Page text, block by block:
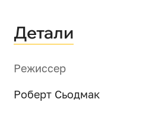
Детали
Режиссер
Роберт Сьодмак